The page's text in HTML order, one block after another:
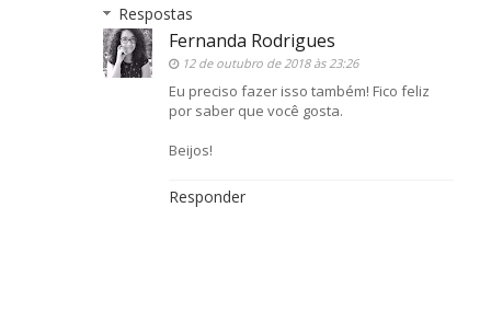
Respostas
Fernanda Rodrigues
12 de outubro de 2018 às 23:26
Eu preciso fazer isso também! Fico feliz
por saber que você gosta.
Beijos!
Responder